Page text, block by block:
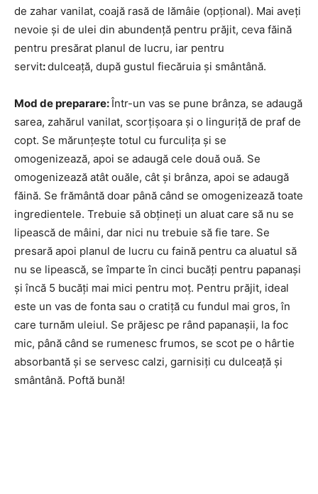
de zahar vanilat, coajă rasă de lămâie (opțional). Mai aveți
nevoie și de ulei din abundență pentru prăjit, ceva făină
pentru presărat planul de lucru, iar pentru
servit:dulceață, după gustul fiecăruia și smântână.
Mod de preparare:Într-un vas se pune brânza, se adaugă
sarea, zahărul vanilat, scorțișoara și o linguriță de praf de
copt. Se mărunțește totul cu furculița și se
omogenizează, apoi se adaugă cele două ouă. Se
omogenizează atât ouăle, cât și brânza, apoi se adaugă
făină. Se frământă doar până când se omogenizează toate
ingredientele. Trebuie să obțineți un aluat care să nu se
lipească de mâini, dar nici nu trebuie să fie tare. Se
presară apoi planul de lucru cu faină pentru ca aluatul să
nu se lipească, se împarte în cinci bucăți pentru papanași
și încă 5 bucăți mai mici pentru moț. Pentru prăjit, ideal
este un vas de fonta sau o cratiță cu fundul mai gros, în
care turnăm uleiul. Se prăjesc pe rând papanașii, la foc
mic, până când se rumenesc frumos, se scot pe o hârtie
absorbantă și se servesc calzi, garnisiți cu dulceață și
smântână. Poftă bună!